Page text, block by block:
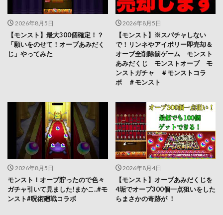
2026年8月5日
【モンスト】最大300個確定！？
「願いをのせて！オーブあみだく
じ」やってみた
2026年8月5日
【モンスト】※スパチャしない
で！リンネやアイボリー即売却＆
オーブ全削除罰ゲーム モンスト
あみだくじ モンストオーブ モ
ンストガチャ ＃モンストコラ
ボ ＃モンスト
2026年8月5日
モンスト！オーブ貯ったので色々
ガチャ引いて見ました!まかこ..#モ
ンスト#呪術廻戦コラボ
2026年8月4日
【モンスト】オーブあみだくじを
4垢でオーブ300個一点狙いをした
らまさかの奇跡が ！